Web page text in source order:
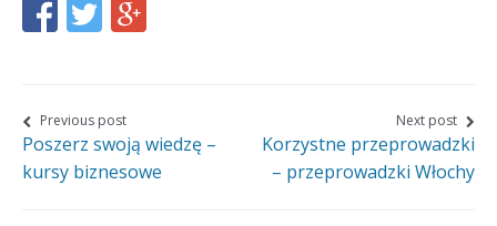
Share
on
Facebook
Share
on
Twitter
Share
on
Google+
Nawigacja
wpisu
Previous post
Poszerz swoją wiedzę –
kursy biznesowe
Next post
Korzystne przeprowadzki
– przeprowadzki Włochy